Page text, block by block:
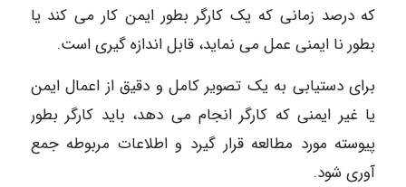
که درصد زمانی که یک کارگر بطور ایمن کار می کند یا
بطور نا ایمنی عمل می نماید، قابل اندازه گیری است.
برای دستیابی به یک تصویر کامل و دقیق از اعمال ایمن
یا غیر ایمنی که کارگر انجام می دهد، باید کارگر بطور
پیوسته مورد مطالعه قرار گیرد و اطلاعات مربوطه جمع
آوری شود.